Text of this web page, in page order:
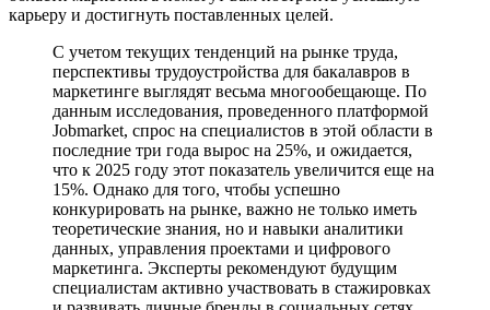
карьеру и достигнуть поставленных целей.
С учетом текущих тенденций на рынке труда,
перспективы трудоустройства для бакалавров в
маркетинге выглядят весьма многообещающе. По
данным исследования, проведенного платформой
Jobmarket, спрос на специалистов в этой области в
последние три года вырос на 25%, и ожидается,
что к 2025 году этот показатель увеличится еще на
15%. Однако для того, чтобы успешно
конкурировать на рынке, важно не только иметь
теоретические знания, но и навыки аналитики
данных, управления проектами и цифрового
маркетинга. Эксперты рекомендуют будущим
специалистам активно участвовать в стажировках